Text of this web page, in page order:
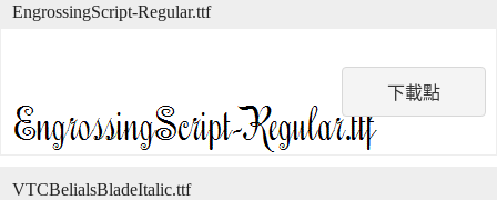
下載點
EngrossingScript-Regular.ttf
VTCBelialsBladeItalic.ttf